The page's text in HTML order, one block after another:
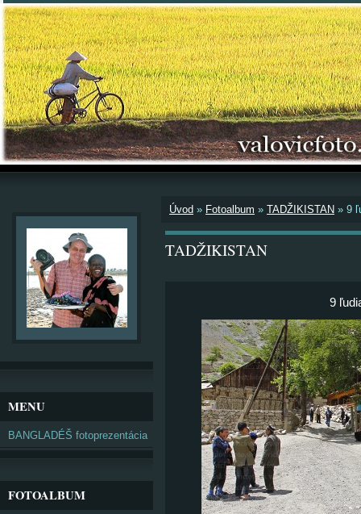
Úvod » Fotoalbum » TADŽIKISTAN » 9
TADŽIKISTAN
9
MENU
BANGLADÉŠ fotoprezentácia
FOTOALBUM